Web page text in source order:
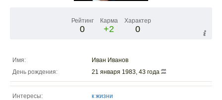
Рейтинг
0
Карма
+2
Характер
0
Имя:
Иван Иванов
День рождения:
21 января 1983, 43 года
Интересы:
к жизни